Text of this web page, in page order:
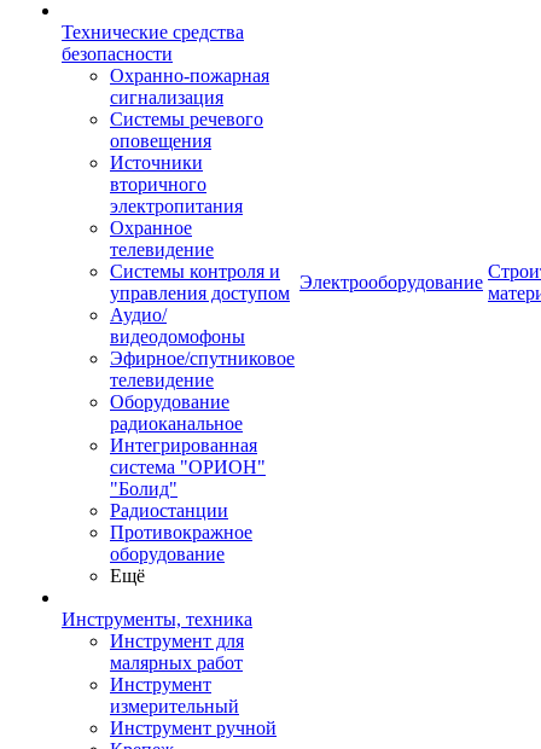
Технические средства
безопасности
Охранно-пожарная
сигнализация
Системы речевого
оповещения
Источники
вторичного
электропитания
Охранное
телевидение
Системы контроля и
управления доступом
Аудио/
видеодомофоны
Эфирное/спутниковое
телевидение
Оборудование
радиоканальное
Интегрированная
система "ОРИОН"
"Болид"
Радиостанции
Противокражное
оборудование
Ещё
Инструменты, техника
Инструмент для
малярных работ
Инструмент
измерительный
Инструмент ручной
Электрооборудование